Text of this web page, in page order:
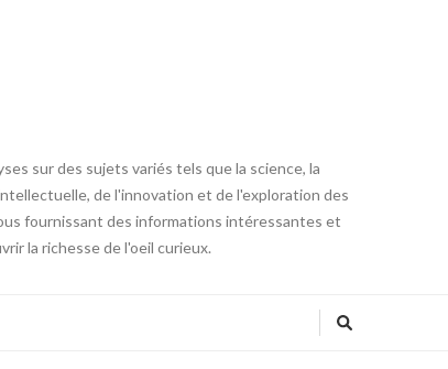
sur des sujets variés tels que la science, la
de l'innovation et de l'exploration des
fournissant des informations intéressantes et
la richesse de l'oeil curieux.